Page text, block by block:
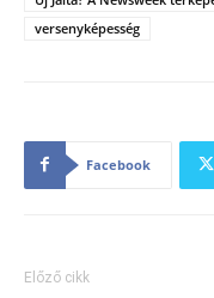
versenyképesség
Facebook
Előző cikk